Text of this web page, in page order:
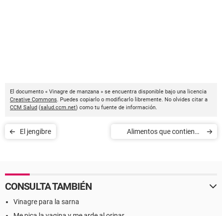
El documento « Vinagre de manzana » se encuentra disponible bajo una licencia
Creative Commons. Puedes copiarlo o modificarlo libremente. No olvides citar a
CCM Salud (salud.ccm.net) como tu fuente de información.
El jengibre
Alimentos que contienen
CONSULTA TAMBIÉN
Vinagre para la sarna